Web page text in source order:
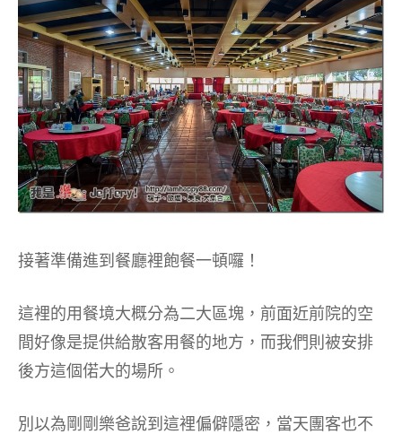
接著準備進到餐廳裡飽餐一頓囉！
這裡的用餐境大概分為二大區塊，前面近前院的空
間好像是提供給散客用餐的地方，而我們則被安排
後方這個偌大的場所。
別以為剛剛樂爸說到這裡偏僻隱密，當天團客也不